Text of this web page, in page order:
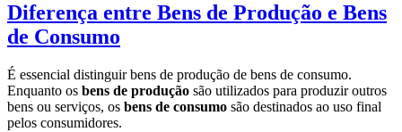
Diferença entre Bens de Produção e Bens
de Consumo
É essencial distinguir bens de produção de bens de consumo.
Enquanto os bens de produção são utilizados para produzir outros
bens ou serviços, os bens de consumo são destinados ao uso final
pelos consumidores.